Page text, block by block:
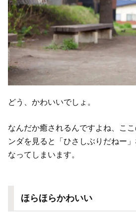
どう、かわいいでしょ。
なんだか癒されるんですよね、こ
ンダを見ると「ひさしぶりだねー
なってしまいます。
ほらほらかわいい